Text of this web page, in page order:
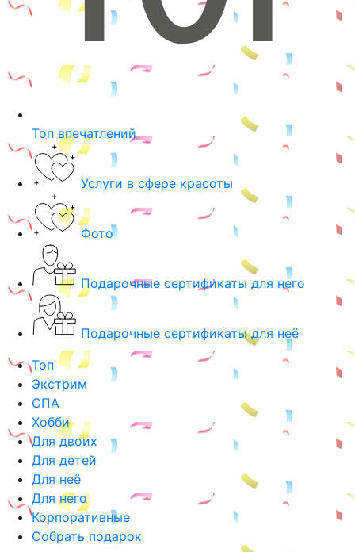
Топ впечатлений
Услуги в сфере красоты
Фото
Подарочные сертификаты для него
Подарочные сертификаты для неё
Топ
Экстрим
СПА
Хобби
Для двоих
Для детей
Для неё
Для него
Корпоративные
Собрать подарок